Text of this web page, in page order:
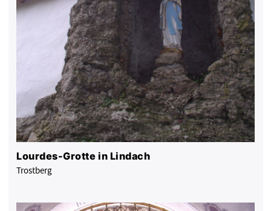
Lourdes-Grotte in Lindach
Trostberg